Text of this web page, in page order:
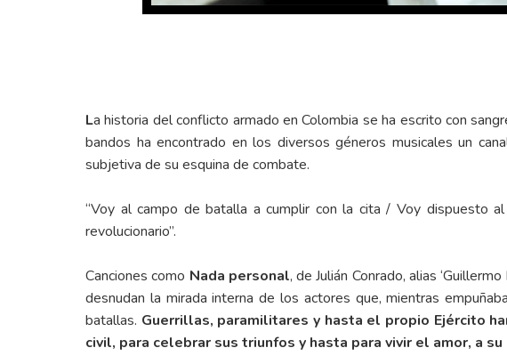
La historia del conflicto armado en Colombia se ha escrito con
bandos ha encontrado en los diversos géneros musicales un
subjetiva de su esquina de combate.
“Voy al campo de batalla a cumplir con la cita / Voy dispuesto
revolucionario”.
Canciones como Nada personal, de Julián Conrado, alias
desnudan la mirada interna de los actores que, mientras
batallas. Guerrillas, paramilitares y hasta el propio Ejército
civil, para celebrar sus triunfos y hasta para vivir el amor, a